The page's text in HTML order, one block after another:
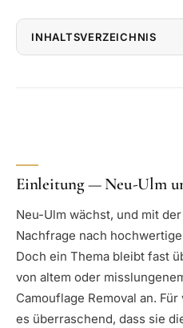
INHALTSVERZEICHNIS
Einleitung — Neu-Ulm
Neu-Ulm wächst, und mit
Nachfrage nach
Doch ein Thema bleibt fast
von altem oder
Camouflage Removal an.
es überraschend, dass sie